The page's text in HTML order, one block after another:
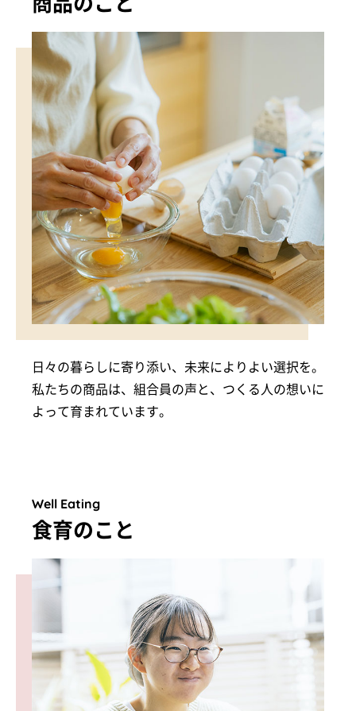
日々の暮らしに寄り添い、未来によりよい選択を。
私たちの商品は、組合員の声と、つくる人の想いに
よって育まれています。
Well Eating
食育のこと